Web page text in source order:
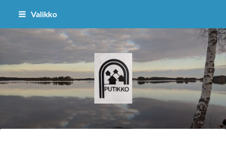
Siirry
Valikko
Putikko - kyläyhdistys